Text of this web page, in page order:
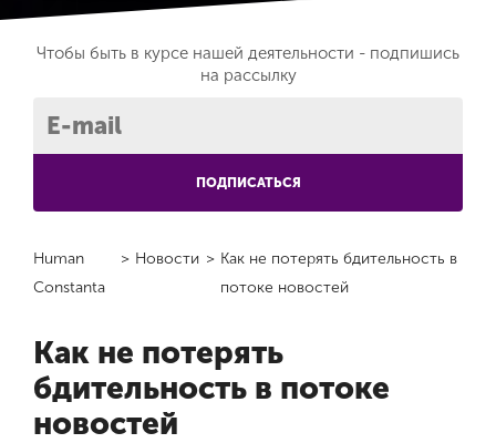
Чтобы быть в курсе нашей деятельности - подпишись
на рассылку
ПОДПИСАТЬСЯ
Human
Constanta
> Новости > Как не потерять бдительность в
потоке новостей
Как не потерять
бдительность в потоке
новостей